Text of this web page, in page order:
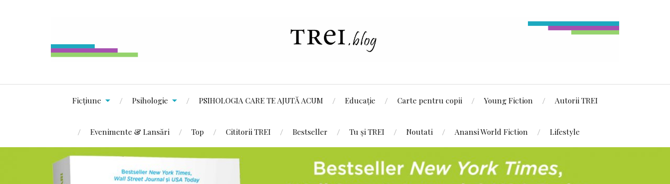
Ficțiune Psihologie PSIHOLOGIA CARE TE AJUTĂ ACUM Educație Carte pentru copii Young Fiction Autorii TREI
Evenimente & Lansări Top Cititorii TREI Bestseller Tu și TREI Noutati Anansi World Fiction Lifestyle